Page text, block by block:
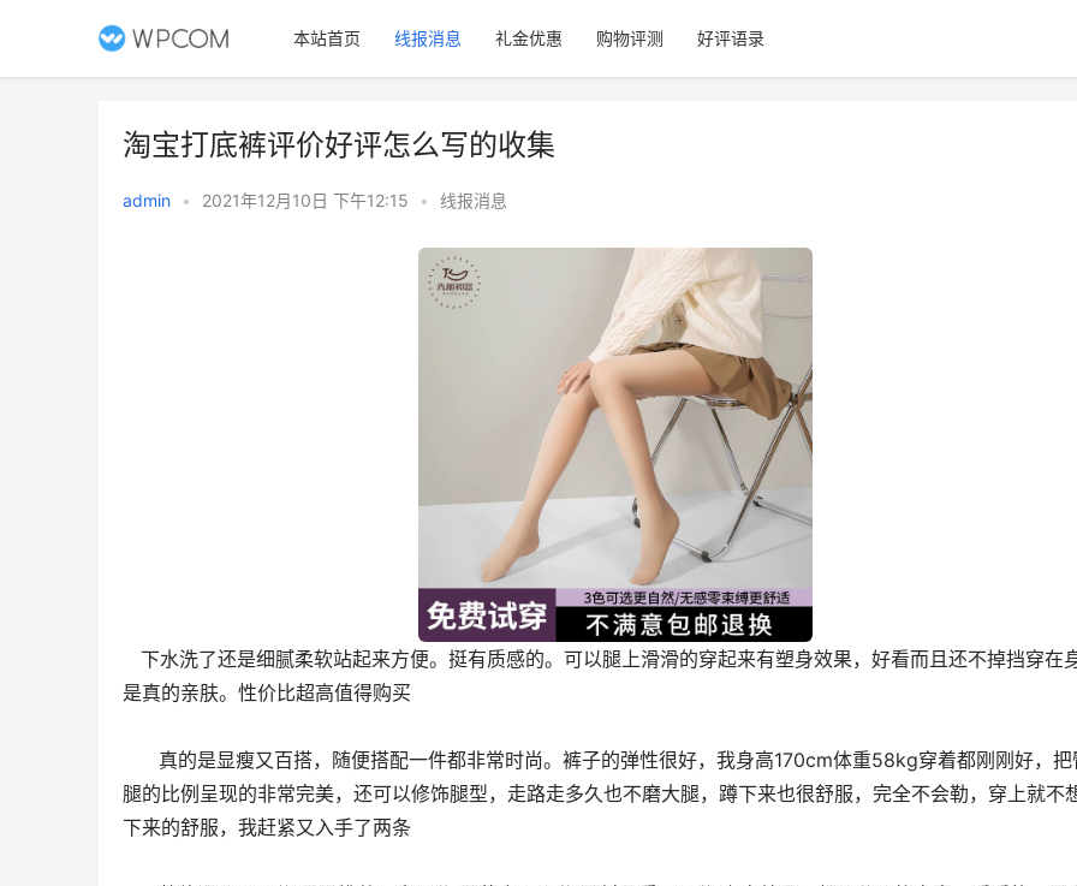
本站首页 线报消息 礼金优惠 购物评测 好评语录
淘宝打底裤评价好评怎么写的收集
admin • 2021年12月10日 下午12:15 • 线报消息
是真的亲肤。性价比超高值得购买﻿
腿的比例呈现的非常完美，还可以修饰腿型，走路走多久也不磨大腿，蹲下来也很舒服，完全不会勒，穿上就不
下来的舒服，我赶紧又入手了两条